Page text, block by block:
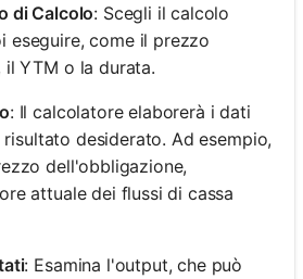
di Calcolo: Scegli il calcolo
eseguire, come il prezzo
YTM o la durata.
: Il calcolatore elaborerà i dati
desiderato. Ad esempio,
dell'obbligazione,
attuale dei flussi di cassa
: Esamina l'output, che può